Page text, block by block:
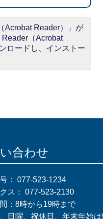
Acrobat Reader）」が
（Acrobat
ロードし、インストー
合わせ
： 077-523-1234
ス： 077-523-2130
：8時から19時まで
、日曜、祝休日、年末年始